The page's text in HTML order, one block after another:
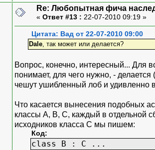
Re: Любопытная фича
« Ответ #13 : 22-07-2010 09:19 »
Цитата: Вад от 22-07-2010 09:00
Dale, так может или делается?
Вопрос, конечно, интересный... Для
понимает, для чего нужно, -
чешут ушибленный лоб и удивленно
Что касается вынесения подобных
классы А, В, С, каждый в отдельной
исходников класса С мы пишем:
Код:
class B : C ...